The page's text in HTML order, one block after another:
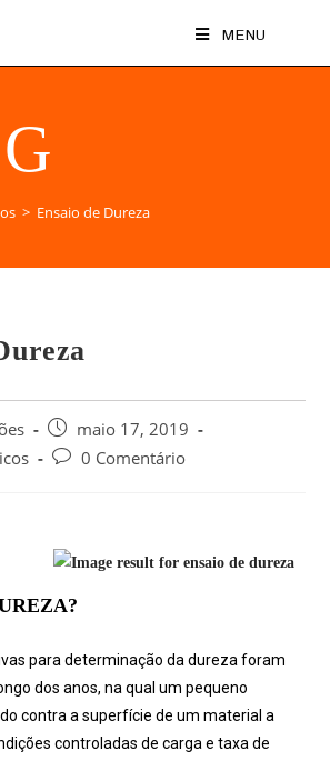
MENU
> Ensaio de Dureza
maio 17, 2019
0 Comentário
para determinação da dureza foram
dos anos, na qual um pequeno
contra a superfície de um material a
controladas de carga e taxa de